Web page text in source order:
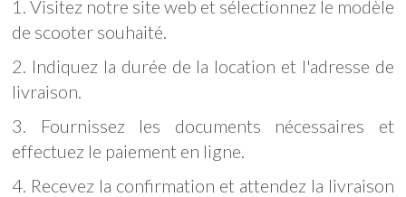
1. Visitez notre site web et sélectionnez le modèle
de scooter souhaité.
2. Indiquez la durée de la location et l'adresse de
livraison.
3. Fournissez les documents nécessaires et
effectuez le paiement en ligne.
4. Recevez la confirmation et attendez la livraison